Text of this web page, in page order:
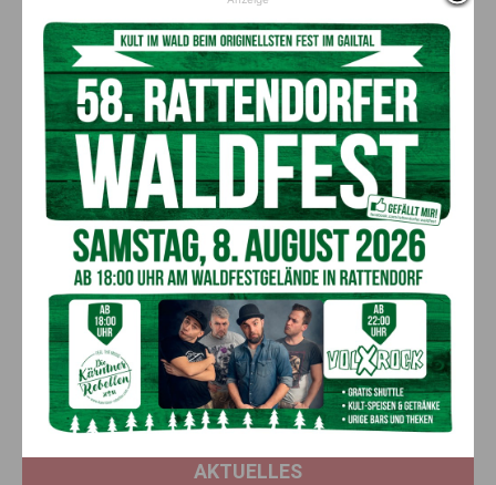
Vorheriger Artikel
Jede Sekunde zählt – Erste
Hilfe rettet Leben!
Nächster Artikel
Schwerer Verkehrsunfall in
Hermagor
AKTUELLES